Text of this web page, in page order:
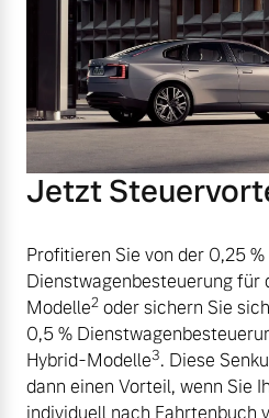
Jetzt
Profitieren Sie von der 0,25 %
Dienstwagenbesteuerung für
Modelle2 oder sichern Sie
0,5 %
Hybrid-Modelle3. Diese
dann einen Vorteil, wenn Sie
individuell nach Fahrtenbuch